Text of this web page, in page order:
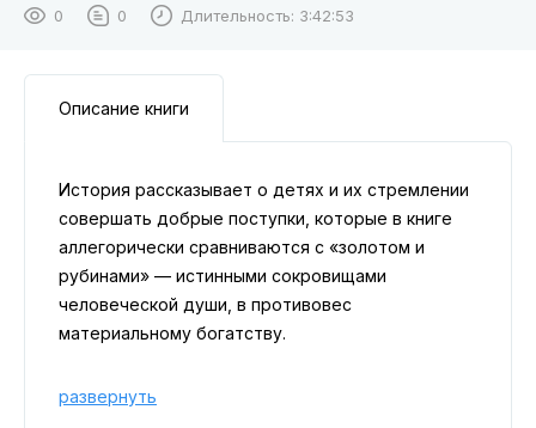
0 0 Длительность: 3:42:53
Описание книги
История рассказывает о детях и их стремлении
совершать добрые поступки, которые в книге
аллегорически сравниваются с «золотом и
рубинами» — истинными сокровищами
человеческой души, в противовес
материальному богатству.
развернуть